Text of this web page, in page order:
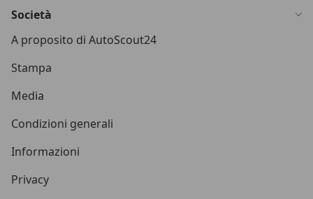
Società
A proposito di AutoScout24
Stampa
Media
Condizioni generali
Informazioni
Privacy